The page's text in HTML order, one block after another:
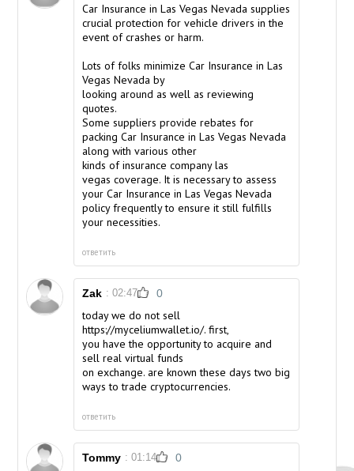
Car Insurance in Las Vegas Nevada supplies
crucial protection for vehicle drivers in the
event of crashes or harm.
Lots of folks minimize Car Insurance in Las
Vegas Nevada by
looking around as well as reviewing
quotes.
Some suppliers provide rebates for
packing Car Insurance in Las Vegas Nevada
along with various other
kinds ofinsurance company las
vegas coverage. It is necessary to assess
your Car Insurance in Las Vegas Nevada
policy frequently to ensure it still fulfills
your necessities.
ответить
Zak : 02:47 0
today we do not sell
https://myceliumwallet.io/. first,
you have the opportunity to acquire and
sell real virtual funds
on exchange. are known these days two big
ways to trade cryptocurrencies.
ответить
Tommy : 01:14 0